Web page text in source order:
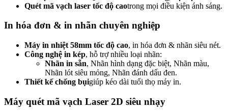
Quét mã vạch laser tốc độ caotrong mọi điều kiện ánh sáng.
In hóa đơn & in nhãn chuyên nghiệp
Máy in nhiệt 58mm tốc độ cao, in hóa đơn & nhãn siêu nét.
Công nghệ in kép, hỗ trợ nhiều loại nhãn:
Nhãn in sẵn, Nhãn hình dạng đặc biệt, Nhãn màu,
Nhãn lót siêu mỏng, Nhãn đánh dấu đen.
Thiết kế chống bụigiúp kéo dài tuổi thọ máy in.
Máy quét mã vạch Laser 2D siêu nhạy